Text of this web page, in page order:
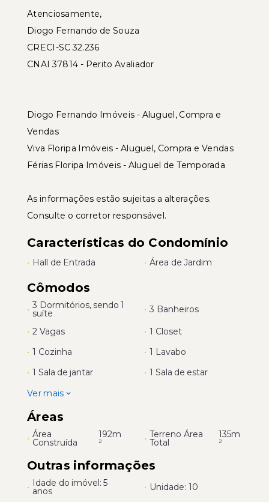
Atenciosamente,
Diogo Fernando de Souza
CRECI-SC 32.236
CNAI 37814 - Perito Avaliador
Diogo Fernando Imóveis - Aluguel, Compra e
Vendas
Viva Floripa Imóveis - Aluguel, Compra e Vendas
Férias Floripa Imóveis - Aluguel de Temporada
As informações estão sujeitas a alterações.
Consulte o corretor responsável.
Características do Condomínio
• Hall de Entrada • Área de Jardim
Cômodos
• 3 Dormitórios, sendo 1
suíte • 3 Banheiros
• 2 Vagas • 1 Closet
• 1 Cozinha • 1 Lavabo
• 1 Sala de jantar • 1 Sala de estar
Ver mais
Áreas
• Área
Construída
192m
² • Terreno Área
Total
135m
²
Outras informações
• Idade do imóvel: 5
anos • Unidade: 10